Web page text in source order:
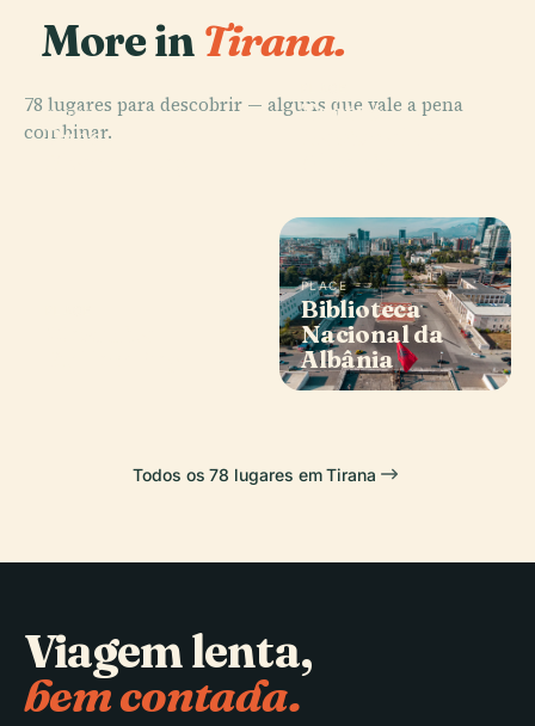
More in Tirana.
78 lugares para descobrir — alguns que vale a pena
combinar.
PLACE
Praça
Teatro
PLACE
Biblioteca
Nacional da
Albânia
Todos os 78 lugares em Tirana
Viagem lenta,
bem contada.